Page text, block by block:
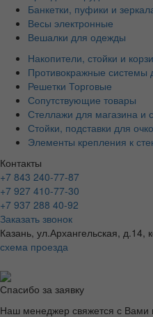
Банкетки, пуфики и
Весы электронные
Вешалки для одежды
Накопители, стойки и
Противокражные системы
Решетки Торговые
Сопутствующие товары
Стеллажи для магазина и
Стойки, подставки для
Элементы крепления к
Контакты
+7 843 240-77-87
+7 927 410-77-30
+7 937 288 40-92
Заказать звонок
Казань, ул.Архангельская, д.14,
схема проезда
Спасибо за заявку
Наш менеджер свяжется с Вами